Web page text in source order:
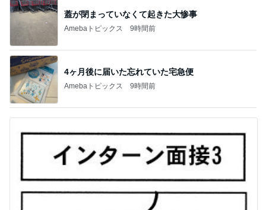
蓋が閉まっていなくて起きた大惨事
Amebaトピックス 9時間前
4ヶ月後に届いた忘れていた宅急便
Amebaトピックス 9時間前